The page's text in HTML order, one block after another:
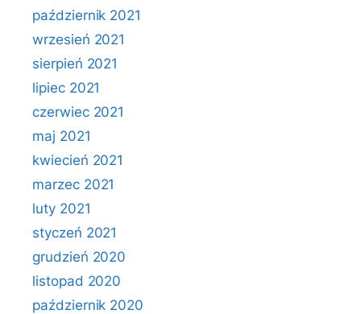
październik 2021
wrzesień 2021
sierpień 2021
lipiec 2021
czerwiec 2021
maj 2021
kwiecień 2021
marzec 2021
luty 2021
styczeń 2021
grudzień 2020
listopad 2020
październik 2020